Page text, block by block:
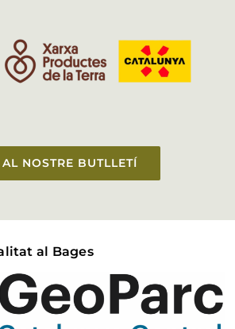
NOSTRE BUTLLETÍ
al Bages